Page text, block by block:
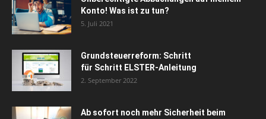
Konto! Was ist zu tun?
5. Juli 2021
Grundsteuerreform: Schritt
für Schritt ELSTER-Anleitung
2. September 2022
Ab sofort noch mehr Sicherheit beim